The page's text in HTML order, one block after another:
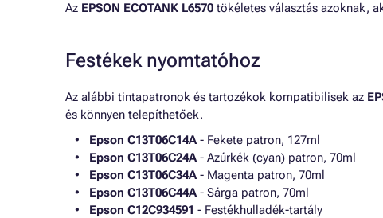
Az EPSON ECOTANK L6570 tökéletes választás azoknak,
Festékek nyomtatóhoz
Az alábbi tintapatronok és tartozékok kompatibilisek az
és könnyen telepíthetőek.
Epson C13T06C14A- Fekete patron, 127ml
Epson C13T06C24A- Azúrkék (cyan) patron, 70ml
Epson C13T06C34A- Magenta patron, 70ml
Epson C13T06C44A- Sárga patron, 70ml
Epson C12C934591 - Festékhulladék-tartály